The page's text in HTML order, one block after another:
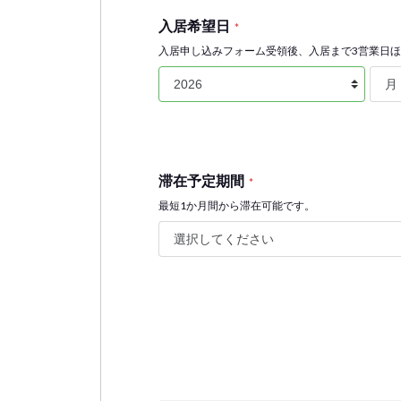
入居希望日 *
入居申し込みフォーム受領後、入居まで3営業日ほ
滞在予定期間 *
最短1か月間から滞在可能です。